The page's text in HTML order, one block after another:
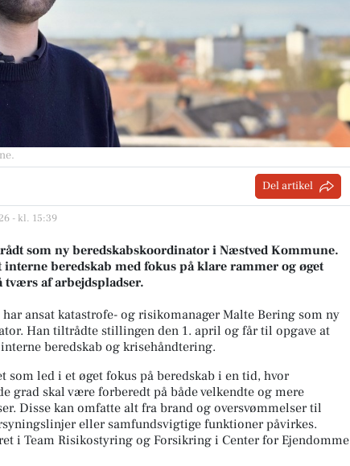
.
Del artikel
- kl. 15:39
som ny beredskabskoordinator i Næstved Kommune.
interne beredskab med fokus på klare rammer og øget
af arbejdspladser.
ansat katastrofe- og risikomanager Malte Bering som ny
Han tiltrådte stillingen den 1. april og får til opgave at
beredskab og krisehåndtering.
som led i et øget fokus på beredskab i en tid, hvor
grad skal være forberedt på både velkendte og mere
Disse kan omfatte alt fra brand og oversvømmelser til
eller samfundsvigtige funktioner påvirkes.
i Team Risikostyring og Forsikring i Center for Ejendomme